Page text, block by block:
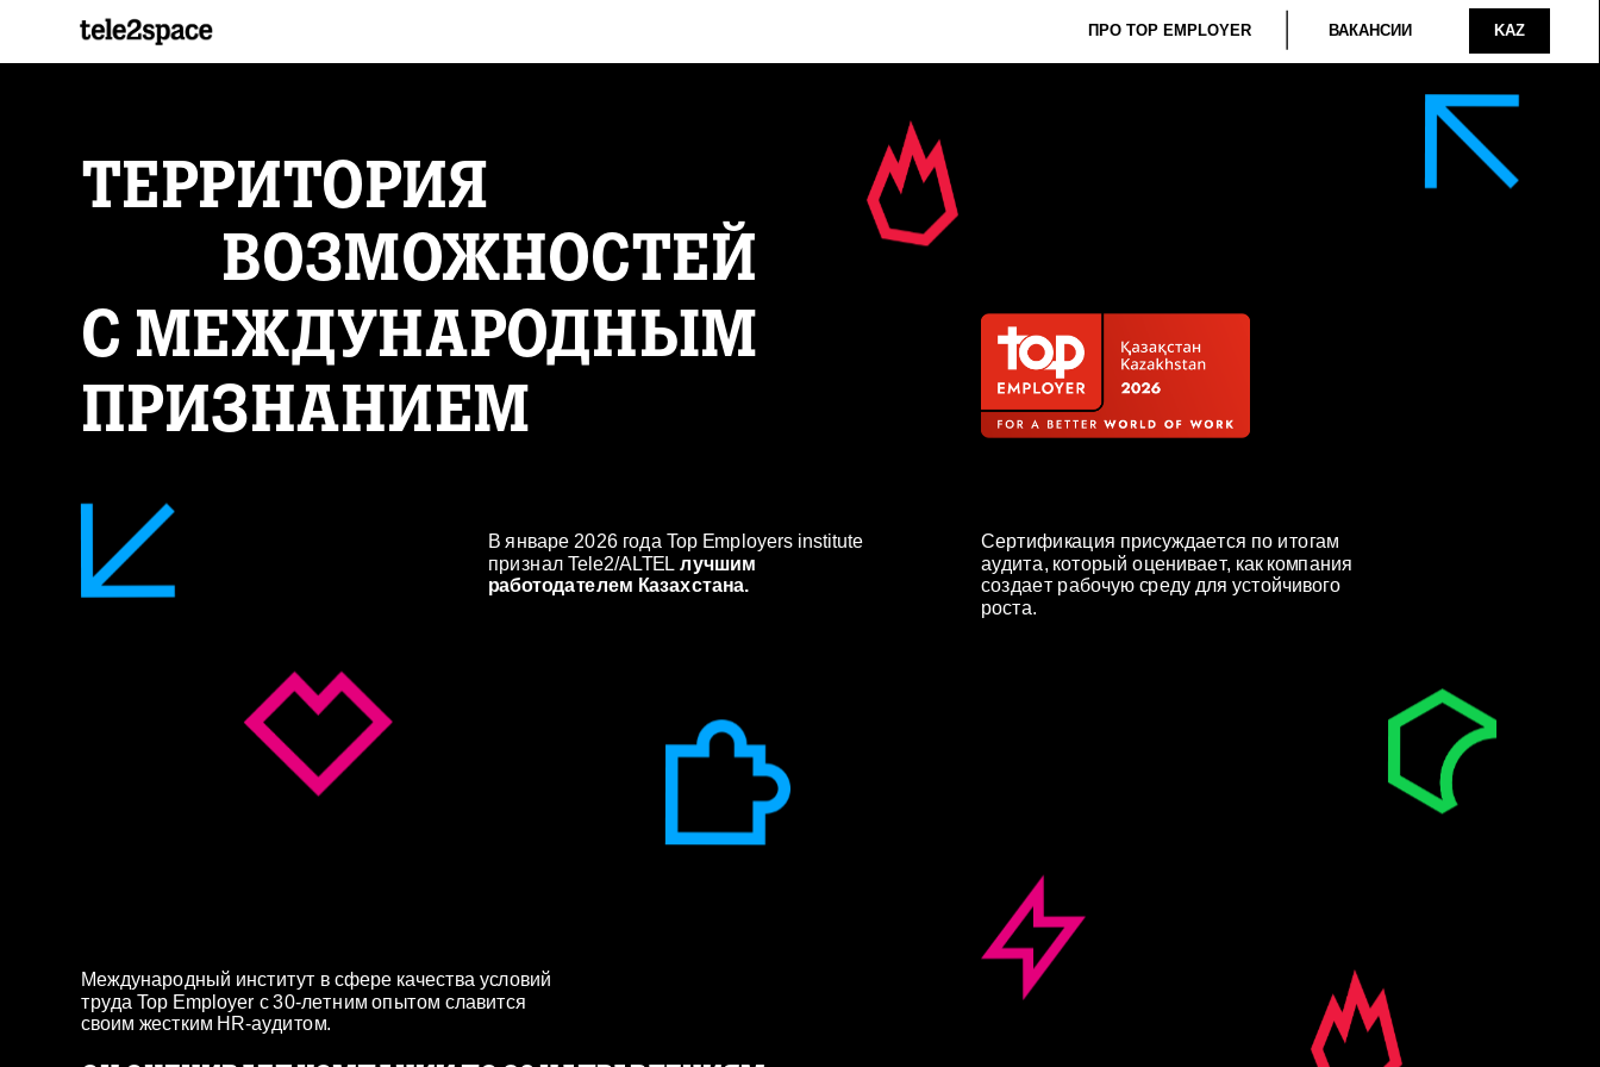
KAZ
ТЕРРИТОРИЯ
ВОЗМОЖНОСТЕЙ
С МЕЖДУНАРОДНЫМ
ПРИЗНАНИЕМ
В январе 2026 года Top Employers institute
признал Tele2/ALTEL лучшим
работодателем Казахстана.
Сертификация присуждается по итогам
аудита, который оценивает, как компания
создает рабочую среду для устойчивого
роста.
Международный институт в сфере качества условий
труда Top Employer с 30-летним опытом славится
своим жестким HR‐аудитом.